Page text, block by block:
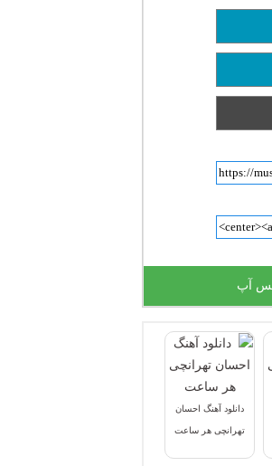
آپ
دانلود آهنگ احسان
تهرانچی هر ساعت